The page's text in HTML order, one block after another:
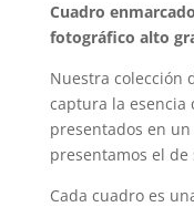
Cuadro
fotográfico alto
Nuestra colección
captura la esencia
presentados en
presentamos el de
Cada cuadro es